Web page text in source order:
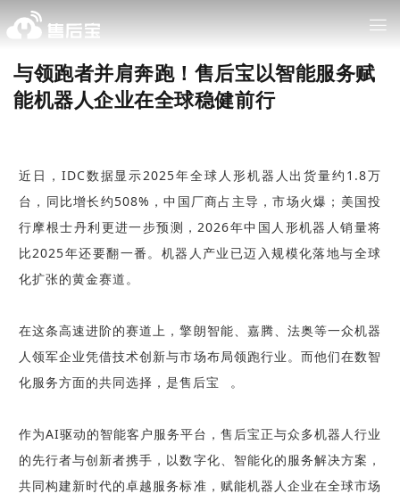
与领跑者并肩奔跑！售后宝以智能服务赋
能机器人企业在全球稳健前行
近日，IDC数据显示2025年全球人形机器人出货量约1.8万
台，同比增长约508%，中国厂商占主导，市场火爆；美国投
行摩根士丹利更进一步预测，2026年中国人形机器人销量将
比2025年还要翻一番。机器人产业已迈入规模化落地与全球
化扩张的黄金赛道。
在这条高速进阶的赛道上，擎朗智能、嘉腾、法奥等一众机器
人领军企业凭借技术创新与市场布局领跑行业。而他们在数智
化服务方面的共同选择，是售后宝 。
作为AI驱动的智能客户服务平台，售后宝正与众多机器人行业
的先行者与创新者携手，以数字化、智能化的服务解决方案，
共同构建新时代的卓越服务标准，赋能机器人企业在全球市场